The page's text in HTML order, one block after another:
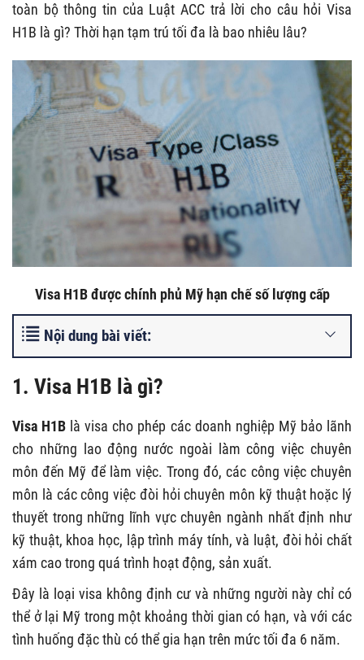
toàn bộ thông tin của Luật ACC trả lời cho câu hỏi Visa
H1B là gì? Thời hạn tạm trú tối đa là bao nhiêu lâu?
Visa H1B được chính phủ Mỹ hạn chế số lượng cấp
Nội dung bài viết:
1. Visa H1B là gì?
Visa H1B là visa cho phép các doanh nghiệp Mỹ bảo lãnh
cho những lao động nước ngoài làm công việc chuyên
môn đến Mỹ để làm việc. Trong đó, các công việc chuyên
môn là các công việc đòi hỏi chuyên môn kỹ thuật hoặc lý
thuyết trong những lĩnh vực chuyên ngành nhất định như
kỹ thuật, khoa học, lập trình máy tính, và luật, đòi hỏi chất
xám cao trong quá trình hoạt động, sản xuất.
Đây là loại visa không định cư và những người này chỉ có
thể ở lại Mỹ trong một khoảng thời gian có hạn, và với các
tình huống đặc thù có thể gia hạn trên mức tối đa 6 năm.